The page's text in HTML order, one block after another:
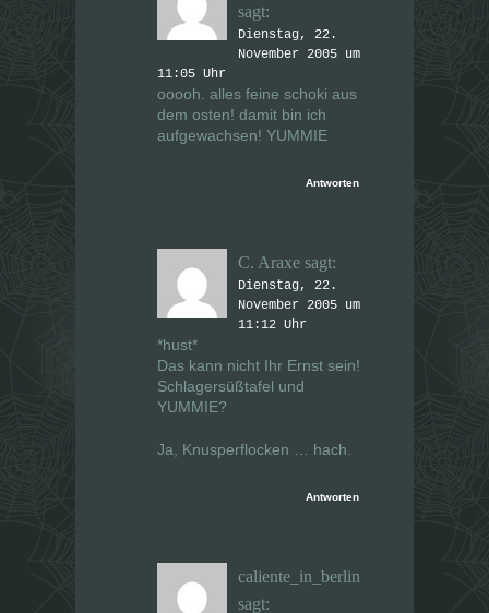
sagt:
Dienstag, 22.
November 2005 um
11:05 Uhr
ooooh. alles feine schoki aus
dem osten! damit bin ich
aufgewachsen! YUMMIE
Antworten
C. Araxe sagt:
Dienstag, 22.
November 2005 um
11:12 Uhr
*hust*
Das kann nicht Ihr Ernst sein!
Schlagersüßtafel und
YUMMIE?
Ja, Knusperflocken … hach.
Antworten
caliente_in_berlin
sagt: